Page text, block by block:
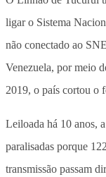
ligar o Sistema
não conectado ao
Venezuela, por meio
2019, o país cortou o
Leiloada há 10 anos,
paralisadas porque
transmissão passam